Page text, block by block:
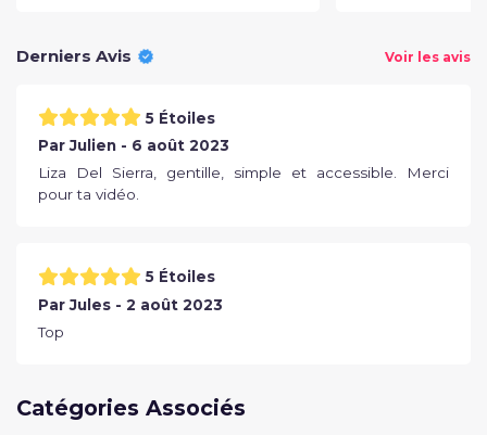
Derniers Avis Voir les avis
5 Étoiles
Par Julien - 6 août 2023
Liza Del Sierra, gentille, simple et accessible. Merci
pour ta vidéo.
5 Étoiles
Par Jules - 2 août 2023
Top
Catégories Associés